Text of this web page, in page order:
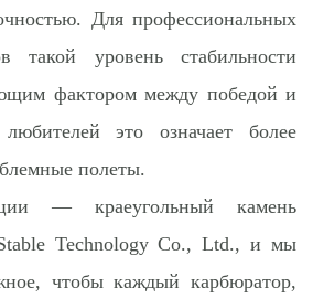
Для профессиональных
такой уровень стабильности
фактором между победой и
это означает более
полеты.
— краеугольный камень
Technology Co., Ltd., и мы
чтобы каждый карбюратор,